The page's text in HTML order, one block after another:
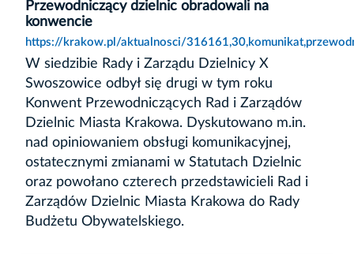
Przewodniczący dzielnic obradowali na
konwencie
https://krakow.pl/aktualnosci/
W siedzibie Rady i Zarządu Dzielnicy X
Swoszowice odbył się drugi w tym roku
Konwent Przewodniczących Rad i Zarządów
Dzielnic Miasta Krakowa. Dyskutowano m.in.
nad opiniowaniem obsługi komunikacyjnej,
ostatecznymi zmianami w Statutach Dzielnic
oraz powołano czterech przedstawicieli Rad i
Zarządów Dzielnic Miasta Krakowa do Rady
Budżetu Obywatelskiego.